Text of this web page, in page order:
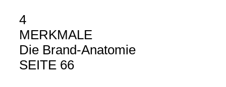
4
MERKMALE
Die Brand-Anatomie
SEITE 66